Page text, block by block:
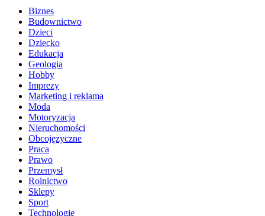
Biznes
Budownictwo
Dzieci
Dziecko
Edukacja
Geologia
Hobby
Imprezy
Marketing i reklama
Moda
Motoryzacja
Nieruchomości
Obcojęzyczne
Praca
Prawo
Przemysł
Rolnictwo
Sklepy
Sport
Technologie